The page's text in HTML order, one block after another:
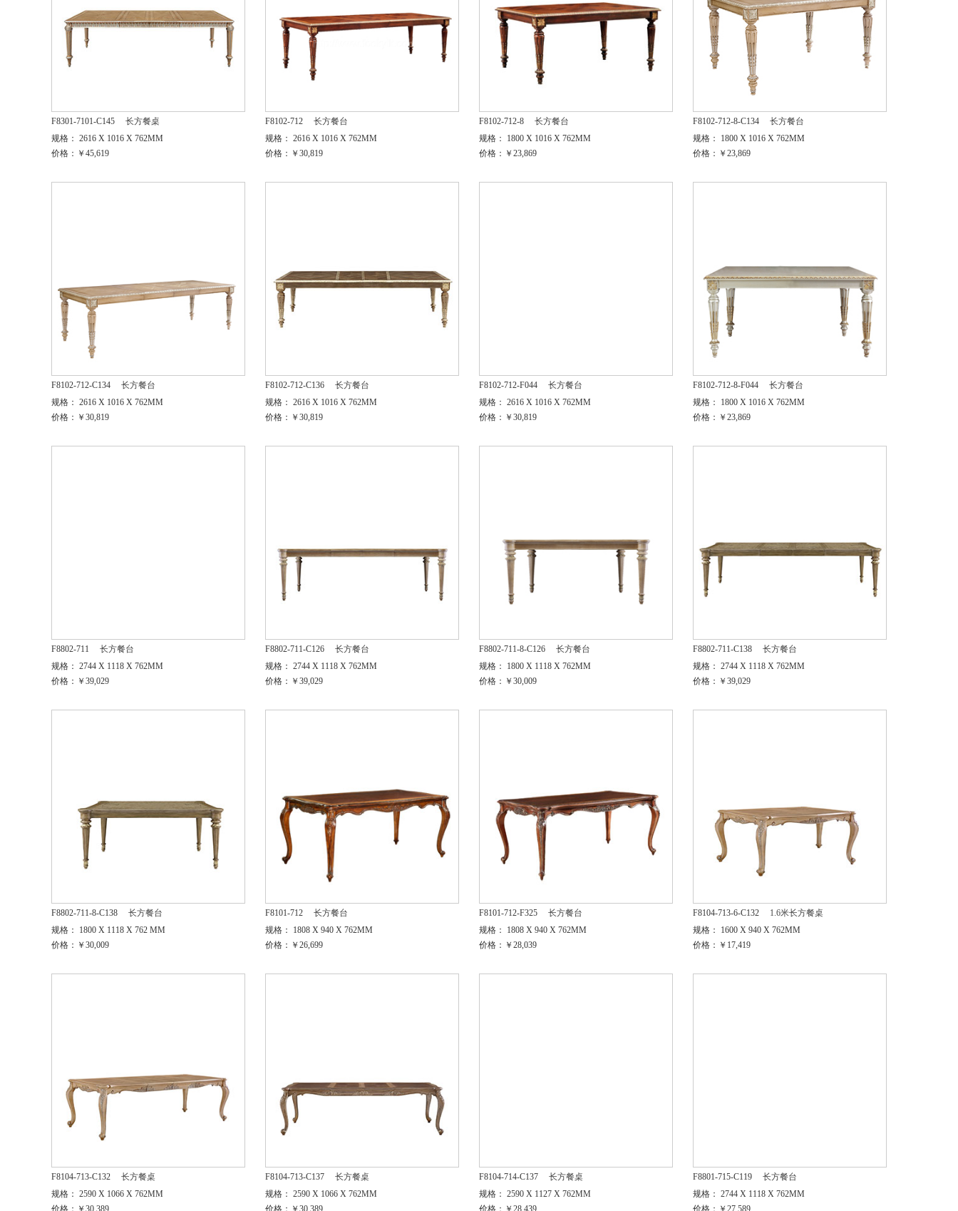
F8301-7101-C145
长方餐桌
规格： 2616 X 1016 X 762MM
价格：￥45,619
F8102-712
长方餐台
规格： 2616 X 1016 X 762MM
价格：￥30,819
F8102-712-8
长方餐台
规格： 1800 X 1016 X 762MM
价格：￥23,869
F8102-712-8-C134
长方餐台
规格： 1800 X 1016 X 762MM
价格：￥23,869
F8102-712-C134
长方餐台
规格： 2616 X 1016 X 762MM
价格：￥30,819
F8102-712-C136
长方餐台
规格： 2616 X 1016 X 762MM
价格：￥30,819
F8102-712-F044
长方餐台
规格： 2616 X 1016 X 762MM
价格：￥30,819
F8102-712-8-F044
长方餐台
规格： 1800 X 1016 X 762MM
价格：￥23,869
F8802-711
长方餐台
规格： 2744 X 1118 X 762MM
价格：￥39,029
F8802-711-C126
长方餐台
规格： 2744 X 1118 X 762MM
价格：￥39,029
F8802-711-8-C126
长方餐台
规格： 1800 X 1118 X 762MM
价格：￥30,009
F8802-711-C138
长方餐台
规格： 2744 X 1118 X 762MM
价格：￥39,029
F8802-711-8-C138
长方餐台
规格： 1800 X 1118 X 762 MM
价格：￥30,009
F8101-712
长方餐台
规格： 1808 X 940 X 762MM
价格：￥26,699
F8101-712-F325
长方餐台
规格： 1808 X 940 X 762MM
价格：￥28,039
F8104-713-6-C132
1.6米长方餐桌
规格： 1600 X 940 X 762MM
价格：￥17,419
F8104-713-C132
长方餐桌
规格： 2590 X 1066 X 762MM
价格：￥30,389
F8104-713-C137
长方餐桌
规格： 2590 X 1066 X 762MM
价格：￥30,389
F8104-714-C137
长方餐桌
规格： 2590 X 1127 X 762MM
价格：￥28,439
F8801-715-C119
长方餐台
规格： 2744 X 1118 X 762MM
价格：￥27,589